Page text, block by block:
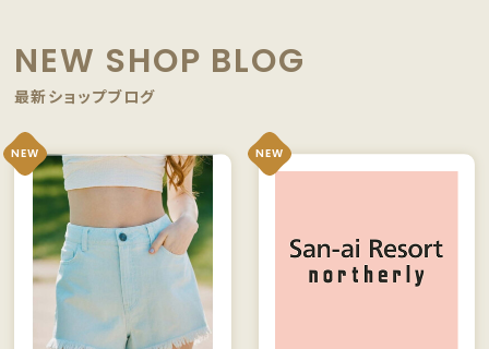
NEW SHOP BLOG
最新ショップブログ
NEW NEW